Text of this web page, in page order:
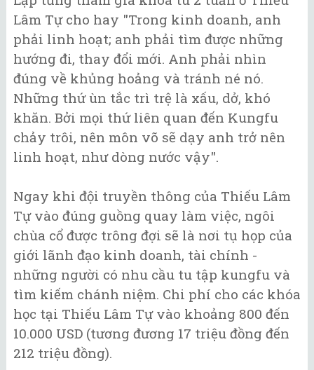
Lâm Tự cho hay "Trong kinh doanh, anh
phải linh hoạt; anh phải tìm được những
hướng đi, thay đổi mới. Anh phải nhìn
đúng về khủng hoảng và tránh né nó.
Những thứ ùn tắc trì trệ là xấu, dở, khó
khăn. Bởi mọi thứ liên quan đến Kungfu
chảy trôi, nên môn võ sẽ dạy anh trở nên
linh hoạt, như dòng nước vậy".
Ngay khi đội truyền thông của Thiếu Lâm
Tự vào đúng guồng quay làm việc, ngôi
chùa cổ được trông đợi sẽ là nơi tụ họp của
giới lãnh đạo kinh doanh, tài chính -
những người có nhu cầu tu tập kungfu và
tìm kiếm chánh niệm. Chi phí cho các khóa
học tại Thiếu Lâm Tự vào khoảng 800 đến
10.000 USD (tương đương 17 triệu đồng đến
212 triệu đồng).